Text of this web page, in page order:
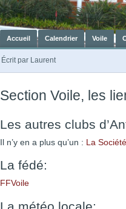
Accueil Calendrier Voile
Écrit par Laurent
Section Voile, les
Les autres clubs
Il n’y en a plus qu’un : La
La fédé:
FFVoile
La météo locale: